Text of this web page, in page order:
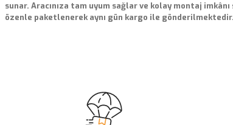
sunar. Aracınıza tam uyum sağlar ve kolay montaj
özenle paketlenerek aynı gün kargo ile gönderilmektedir.
Ürün açıklamasında eksik bilgiler bulunuyor.
Ürün bilgilerinde hatalar bulunuyor.